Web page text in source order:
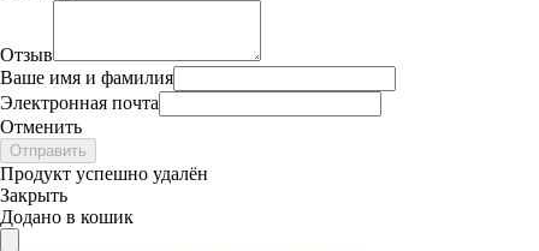
Отзыв
Ваше имя и фамилия
Электронная почта
Отменить
Отправить
Продукт успешно удалён
Закрыть
Додано в кошик